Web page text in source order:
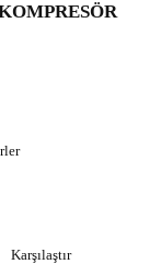
Karşılaştır